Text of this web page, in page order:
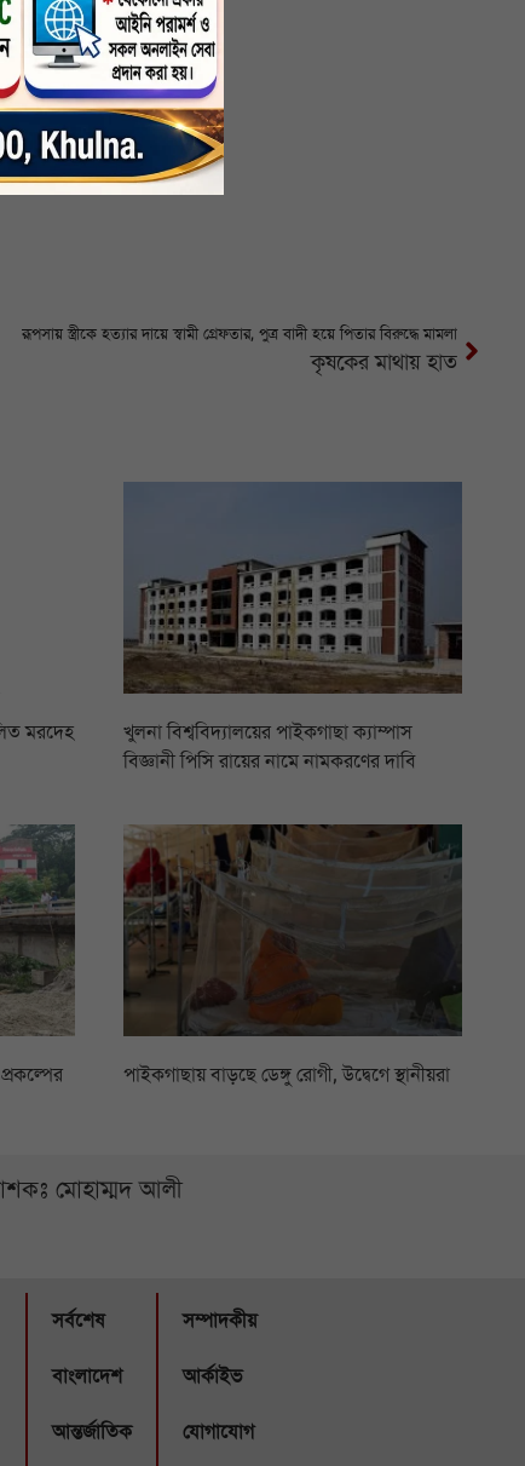
রূপসায় স্ত্রীকে হত্যার দায়ে স্বামী গ্রেফতার, পুত্র বাদী হয়ে পিতার বিরুদ্ধে মামলা
কৃষকের মাথায় হাত
মরদেহ
খুলনা বিশ্ববিদ্যালয়ের পাইকগাছা ক্যাম্পাস
বিজ্ঞানী পিসি রায়ের নামে নামকরণের দাবি
পাইকগাছায় বাড়ছে ডেঙ্গু রোগী, উদ্বেগে স্থানীয়রা
মোহাম্মদ আলী
সর্বশেষ
বাংলাদেশ
আন্তর্জাতিক
সম্পাদকীয়
আর্কাইভ
যোগাযোগ